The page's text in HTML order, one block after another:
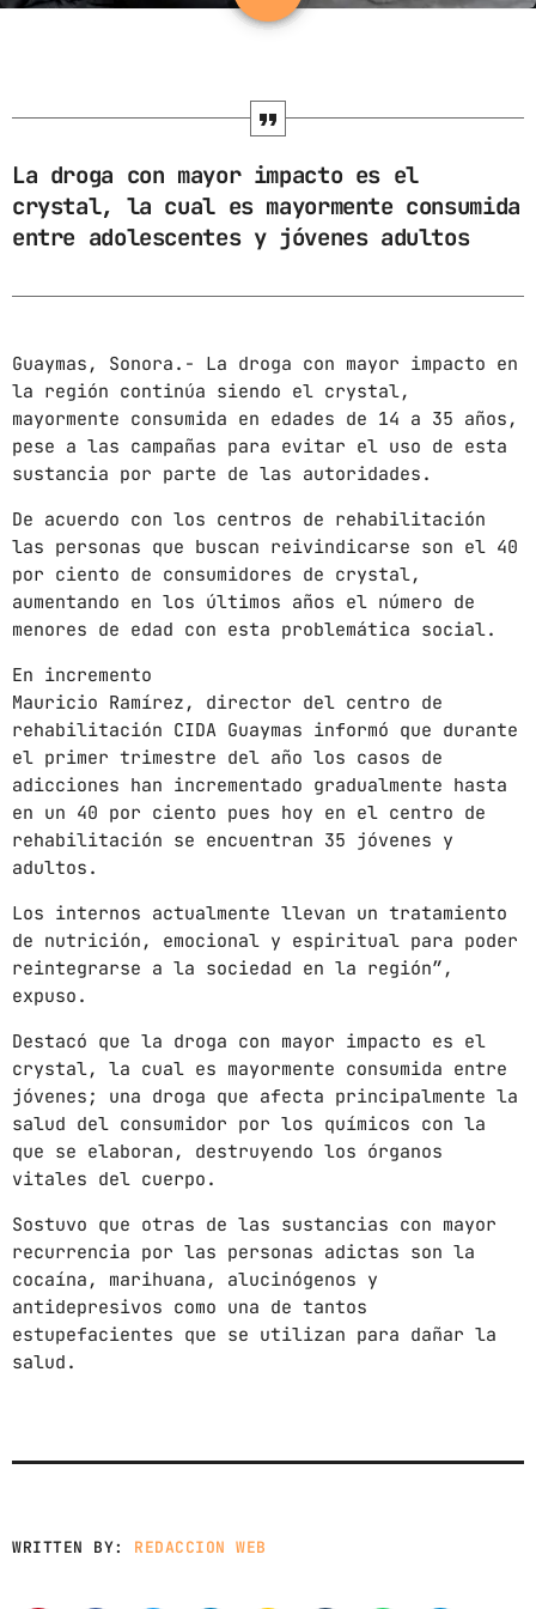
marzo 2025
enero 2025
diciembre 2024
noviembre 2024
septiembre 2024
agosto 2024
julio 2024
junio 2024
mayo 2024
abril 2024
marzo 2024
febrero 2024
CATEGORÍAS
Gobierno de Hermosillo
Gobierno de Sonora
Hermosillo
News
Noticias
Sonora
UPCOMING SHOWS
CON TODA LA ACTITUD
10:00 AM - 12:00 PM
2:00 PM - 4:00 PM
La droga con mayor impacto es el
crystal, la cual es mayormente consumida
entre adolescentes y jóvenes adultos
Guaymas, Sonora.- La droga con mayor impacto en
la región continúa siendo el crystal,
mayormente consumida en edades de 14 a 35 años,
pese a las campañas para evitar el uso de esta
sustancia por parte de las autoridades.
De acuerdo con los centros de rehabilitación
las personas que buscan reivindicarse son el 40
por ciento de consumidores de crystal,
aumentando en los últimos años el número de
menores de edad con esta problemática social.
En incremento
Mauricio Ramírez, director del centro de
rehabilitación CIDA Guaymas informó que durante
el primer trimestre del año los casos de
adicciones han incrementado gradualmente hasta
en un 40 por ciento pues hoy en el centro de
rehabilitación se encuentran 35 jóvenes y
adultos.
Los internos actualmente llevan un tratamiento
de nutrición, emocional y espiritual para poder
reintegrarse a la sociedad en la región”,
expuso.
Destacó que la droga con mayor impacto es el
crystal, la cual es mayormente consumida entre
jóvenes; una droga que afecta principalmente la
salud del consumidor por los químicos con la
que se elaboran, destruyendo los órganos
vitales del cuerpo.
Sostuvo que otras de las sustancias con mayor
recurrencia por las personas adictas son la
cocaína, marihuana, alucinógenos y
antidepresivos como una de tantos
estupefacientes que se utilizan para dañar la
salud.
WRITTEN BY: REDACCION WEB